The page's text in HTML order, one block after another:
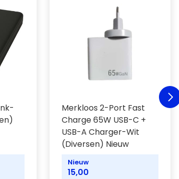
Merkloos 2-Port Fast
Charge 65W USB-C +
USB-A Charger-Wit
(Diversen) Nieuw
Nieuw
15,00